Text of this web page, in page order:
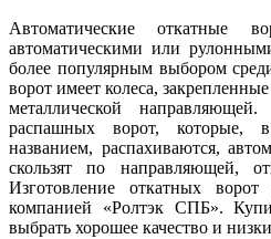
Автоматические откатные
автоматическими или
более популярным выбором
ворот имеет колеса,
металлической
распашных ворот, которые,
названием, распахиваются,
скользят по направляющей,
Изготовление откатных
компанией «Ролтэк СПБ».
выбрать хорошее качество и